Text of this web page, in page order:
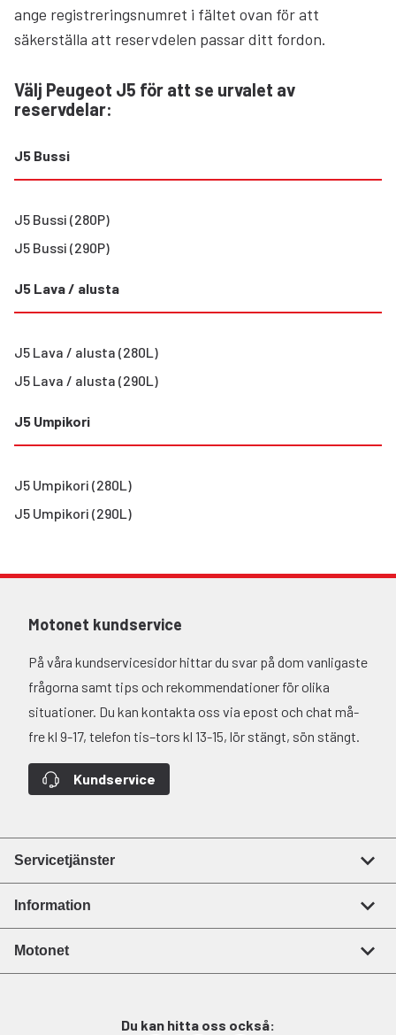
ange registreringsnumret i fältet ovan för att
säkerställa att reservdelen passar ditt fordon.
Välj Peugeot J5 för att se urvalet av
reservdelar:
J5 Bussi
J5 Bussi (280P)
J5 Bussi (290P)
J5 Lava / alusta
J5 Lava / alusta (280L)
J5 Lava / alusta (290L)
J5 Umpikori
J5 Umpikori (280L)
J5 Umpikori (290L)
Motonet kundservice
På våra kundservicesidor hittar du svar på dom vanligaste
frågorna samt tips och rekommendationer för olika
situationer. Du kan kontakta oss via epost och chat må-
fre kl 9-17, telefon tis–tors kl 13-15, lör stängt, sön stängt.
Kundservice
Servicetjänster
Information
Motonet
Du kan hitta oss också: